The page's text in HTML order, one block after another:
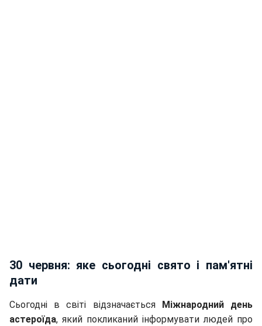
30 червня: яке сьогодні свято і пам'ятні
дати
Сьогодні в світі відзначається
Міжнародний день
астероїда, який покликаний інформувати людей про